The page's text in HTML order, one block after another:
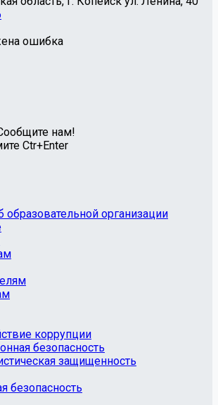
ошибка
нам!
Ctr+Enter
образовательной организации
коррупции
безопасность
защищенность
безопасность